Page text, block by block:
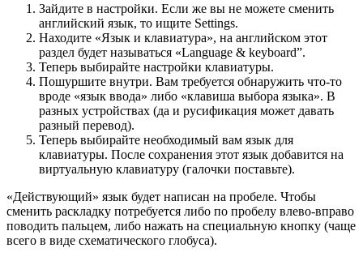
Зайдите в настройки. Если же вы не можете сменить
английский язык, то ищите Settings.
Находите «Язык и клавиатура», на английском этот
раздел будет называться «Language & keyboard”.
Теперь выбирайте настройки клавиатуры.
Пошуршите внутри. Вам требуется обнаружить что-то
вроде «язык ввода» либо «клавиша выбора языка». В
разных устройствах (да и русификация может давать
разный перевод).
Теперь выбирайте необходимый вам язык для
клавиатуры. После сохранения этот язык добавится на
виртуальную клавиатуру (галочки поставьте).
«Действующий» язык будет написан на пробеле. Чтобы
сменить раскладку потребуется либо по пробелу влево-вправо
поводить пальцем, либо нажать на специальную кнопку (чаще
всего в виде схематического глобуса).